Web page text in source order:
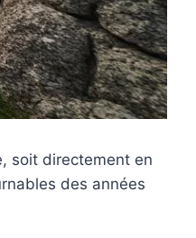
soit directement en
des années